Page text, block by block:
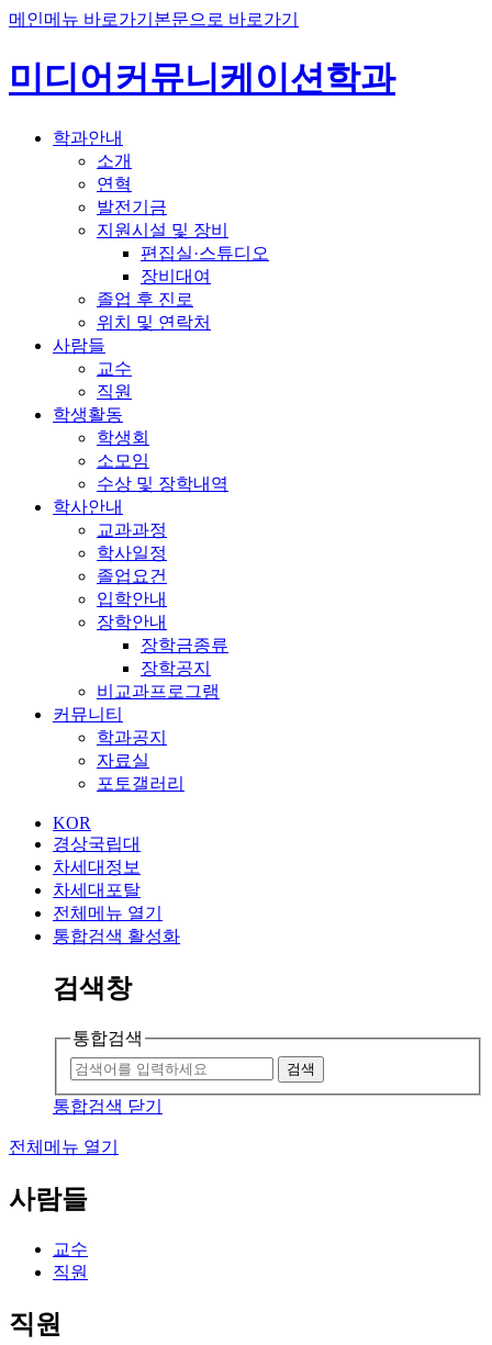
메인메뉴 바로가기 본문으로 바로가기
미디어커뮤니케이션학과
학과안내
소개
연혁
발전기금
지원시설 및 장비
편집실·스튜디오
장비대여
졸업 후 진로
위치 및 연락처
사람들
교수
직원
학생활동
학생회
소모임
수상 및 장학내역
학사안내
교과과정
학사일정
졸업요건
입학안내
장학안내
장학금종류
장학공지
비교과프로그램
커뮤니티
학과공지
자료실
포토갤러리
KOR
경상국립대
차세대정보
차세대포탈
전체메뉴 열기
통합검색 활성화
검색창
통합검색
검색
통합검색 닫기
전체메뉴 열기
사람들
교수
직원
직원